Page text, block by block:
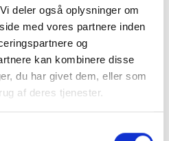
deler også oplysninger om
med vores partnere inden
og
kan kombinere disse
du har givet dem, eller som
af deres tjenester.
20x20 cm